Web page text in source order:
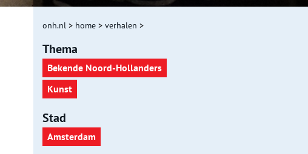
onh.nl > home > verhalen >
Thema
Bekende Noord-Hollanders
Kunst
Stad
Amsterdam